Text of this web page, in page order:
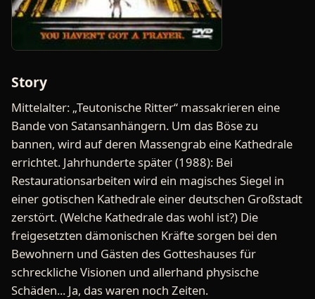
Story
Mittelalter: „Teutonische Ritter“ massakrieren eine
Bande von Satansanhängern. Um das Böse zu
bannen, wird auf deren Massengrab eine Kathedrale
errichtet. Jahrhunderte später (1988): Bei
Restaurationsarbeiten wird ein magisches Siegel in
einer gotischen Kathedrale einer deutschen Großstadt
zerstört. (Welche Kathedrale das wohl ist?) Die
freigesetzten dämonischen Kräfte sorgen bei den
Bewohnern und Gästen des Gotteshauses für
schreckliche Visionen und allerhand physische
Schäden... Ja, das waren noch Zeiten.